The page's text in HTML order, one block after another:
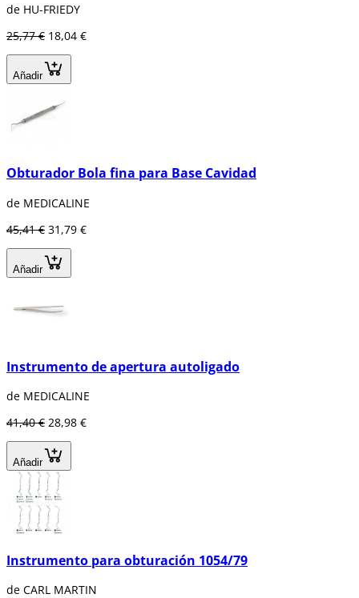
de HU-FRIEDY
25,77 € 18,04 €
Añadir
Obturador Bola fina para Base Cavidad
de MEDICALINE
45,41 € 31,79 €
Añadir
Instrumento de apertura autoligado
de MEDICALINE
41,40 € 28,98 €
Añadir
Instrumento para obturación 1054/79
de CARL MARTIN